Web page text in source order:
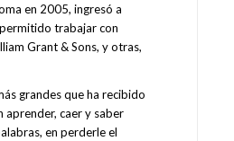
en 2005, ingresó a
trabajar con
Grant & Sons, y otras,
grandes que ha recibido
aprender, caer y saber
en perderle el